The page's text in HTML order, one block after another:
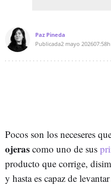
Paz Pineda
Publicada2 mayo 202607:58h
Pocos son los neceseres
ojeras como uno de sus
producto que corrige,
y hasta es capaz de